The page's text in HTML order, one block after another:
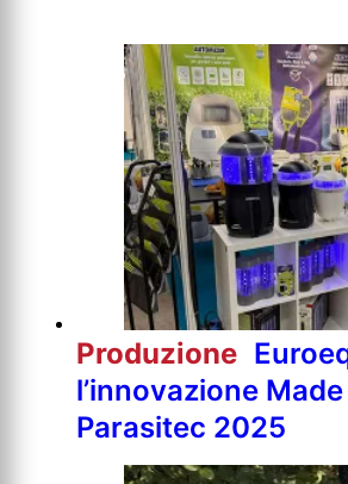
Produzione
l’innovazione
Parasitec 2025